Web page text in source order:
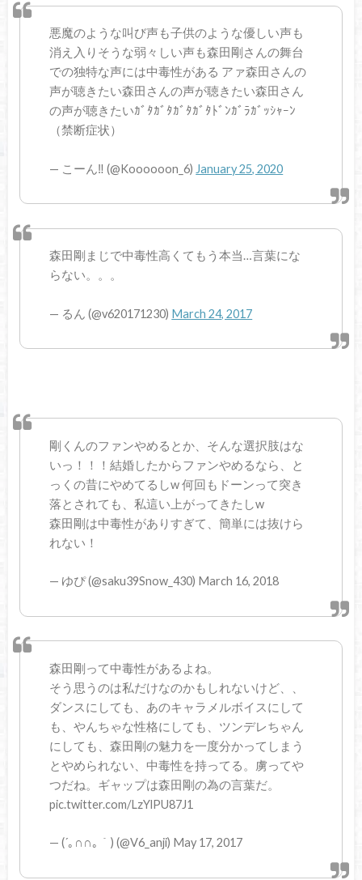
悪魔のような叫び声も子供のような優しい声も
消え入りそうな弱々しい声も森田剛さんの舞台
での独特な声には中毒性がある アァ森田さんの
声が聴きたい森田さんの声が聴きたい森田さん
の声が聴きたいｶﾞﾀｶﾞﾀｶﾞﾀｶﾞﾀﾄﾞﾝｶﾞﾗｶﾞｯｼｬｰﾝ
（禁断症状）
— こーん‼️ (@Koooooon_6) January 25, 2020
森田剛まじで中毒性高くてもう本当…言葉にな
らない。。。
— るん (@v620171230) March 24, 2017
剛くんのファンやめるとか、そんな選択肢はな
いっ！！！結婚したからファンやめるなら、と
っくの昔にやめてるしw 何回もドーンって突き
落とされても、私這い上がってきたしw
森田剛は中毒性がありすぎて、簡単には抜けら
れない！
— ゆぴ (@saku39Snow_430) March 16, 2018
森田剛って中毒性があるよね。
そう思うのは私だけなのかもしれないけど、、
ダンスにしても、あのキャラメルボイスにして
も、やんちゃな性格にしても、ツンデレちゃん
にしても、森田剛の魅力を一度分かってしまう
とやめられない、中毒性を持ってる。虜ってや
つだね。ギャップは森田剛の為の言葉だ。
pic.twitter.com/LzYlPU87J1
— (´｡∩∩｡｀) (@V6_anji) May 17, 2017